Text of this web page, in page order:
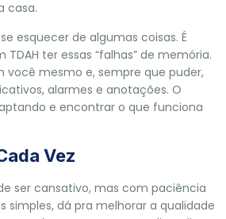
casa.
esquecer de algumas coisas. É
ter essas “falhas” de memória.
você mesmo e, sempre que puder,
alarmes e anotações. O
e encontrar o que funciona
Vez
ser cansativo, mas com paciência
simples, dá pra melhorar a qualidade